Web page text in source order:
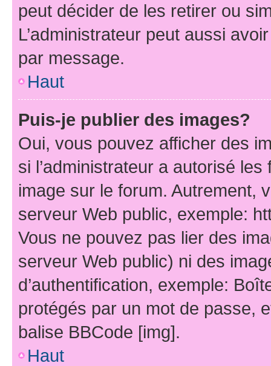
peut décider de les retirer ou
L’administrateur peut aussi
par message.
Haut
Puis-je publier des images?
Oui, vous pouvez afficher des
si l’administrateur a autorisé
image sur le forum. Autrement,
serveur Web public, exemple:
Vous ne pouvez pas lier des
serveur Web public) ni des
d’authentification, exemple:
protégés par un mot de passe,
balise BBCode [img].
Haut